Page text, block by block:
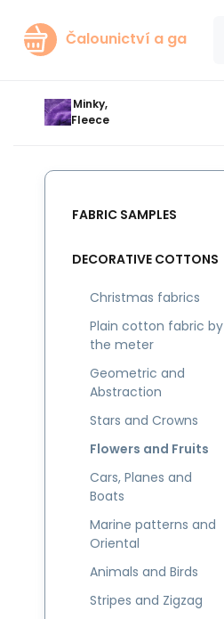
Čalounictví a ga
Minky,
Fleece
FABRIC SAMPLES
DECORATIVE COTTONS
Christmas fabrics
Plain cotton fabric by
the meter
Geometric and
Abstraction
Stars and Crowns
Flowers and Fruits
Cars, Planes and
Boats
Marine patterns and
Oriental
Animals and Birds
Stripes and Zigzag